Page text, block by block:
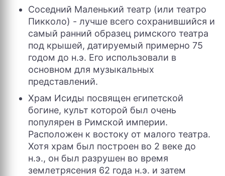
Соседний Маленький театр (или театро
Пикколо) - лучше всего сохранившийся и
самый ранний образец римского театра
под крышей, датируемый примерно 75
годом до н.э. Его использовали в
основном для музыкальных
представлений.
Храм Исиды посвящен египетской
богине, культ которой был очень
популярен в Римской империи.
Расположен к востоку от малого театра.
Хотя храм был построен во 2 веке до
н.э., он был разрушен во время
землетрясения 62 года н.э. и затем